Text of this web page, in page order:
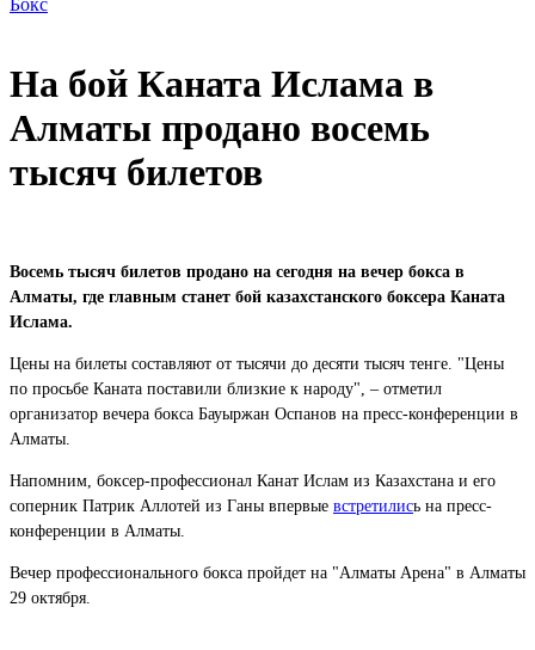
Бокс
На бой Каната Ислама в
Алматы продано восемь
тысяч билетов
Восемь тысяч билетов продано на сегодня на вечер бокса в
Алматы, где главным станет бой казахстанского боксера Каната
Ислама.
Цены на билеты составляют от тысячи до десяти тысяч тенге. "Цены
по просьбе Каната поставили близкие к народу", – отметил
организатор вечера бокса Бауыржан Оспанов на пресс-конференции в
Алматы.
Напомним, боксер-профессионал Канат Ислам из Казахстана и его
соперник Патрик Аллотей из Ганы впервые встретились на пресс-
конференции в Алматы.
Вечер профессионального бокса пройдет на "Алматы Арена" в Алматы
29 октября.